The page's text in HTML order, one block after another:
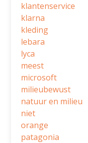
klantenservice
klarna
kleding
lebara
lyca
meest
microsoft
milieubewust
natuur en milieu
niet
orange
patagonia